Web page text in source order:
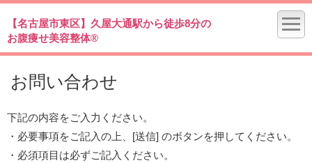
【名古屋市東区】久屋大通駅から徒歩8分の
お腹痩せ美容整体®
お問い合わせ
下記の内容をご入力ください。
・必要事項をご記入の上、[送信] のボタンを押してください。
・必須項目は必ずご記入ください。